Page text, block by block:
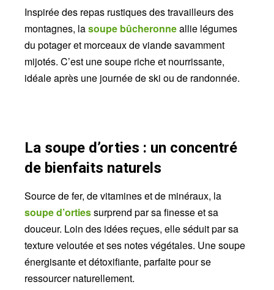
Inspirée des repas rustiques des travailleurs des
montagnes, lasoupe bûcheronneallie légumes
du potager et morceaux de viande savamment
mijotés. C’est une soupe riche et nourrissante,
idéale après une journée de ski ou de randonnée.
La soupe d’orties : un concentré
de bienfaits naturels
Source de fer, de vitamines et de minéraux, la
soupe d’ortiessurprend par sa finesse et sa
douceur. Loin des idées reçues, elle séduit par sa
texture veloutée et ses notes végétales. Une soupe
énergisante et détoxifiante, parfaite pour se
ressourcer naturellement.